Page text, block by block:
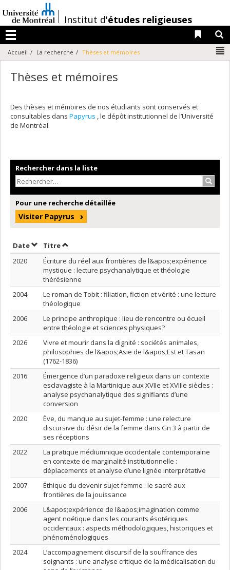
au
contenu
/Institut d'études religieuses
Menu
Liens
Accueil La recherche Thèses et mémoires
Thèses et mémoires
Des thèses et mémoires de nos étudiants sont conservés et
consultables dans Papyrus , le dépôt institutionnel de l’Université
de Montréal.
Rechercher dans la liste
Pour une recherche détaillée
Visiter Papyrus
DateTrier par date en ordre décroissant
TitreTrier par titre en ordre décroissant
2020
Écriture du réel aux frontières de l&apos;expérience
mystique : lecture psychanalytique et théologie
thérésienne
2004
Le roman de Tobit : filiation, fiction et vérité : une lecture
théologique
2006
Le principe anthropique : lieu de rencontre ou écueil
entre théologie et sciences physiques?
2026
Vivre et mourir dans la dignité : sociétés animales,
philosophies de l&apos;Asie de l&apos;Est et Tasan
(1762-1836)
2016
Émergence d’un paradoxe religieux dans un contexte
esclavagiste à la Martinique aux XVIIe et XVIIIe siècles :
analyse psychanalytique des signifiants d’une
conversion
2020
Ève, du manque au sujet-femme : une relecture
discursive du désir de la femme dans Gn 3 à partir de
ses réceptions
2022
La pratique médiumnique occidentale contemporaine
en contexte de marginalité institutionnelle :
déplacements et analyse d’une lignée interprétative
2007
Éthique du devenir sujet femme : le sacré aux
frontières de la jouissance
2006
L&apos;expérience de l&apos;imagination comme
agent noétique dans les courants ésotériques
occidentaux : aspects méthodologiques, historiques et
phénoménologiques
2024
L’accompagnement discursif de la souffrance des
soignants : une analyse critique de la médicalisation du